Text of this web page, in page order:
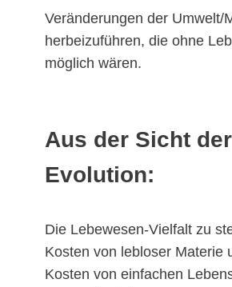
Veränderungen der Umwelt/
herbeizuführen, die ohne
möglich wären.
Aus der Sicht der
Evolution:
Die Lebewesen-Vielfalt zu
Kosten von lebloser Materie
Kosten von einfachen